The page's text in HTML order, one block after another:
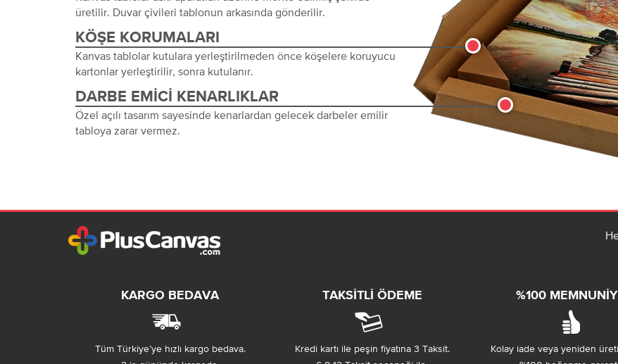
üretilir. Duvar çivileri tablonun arkasında gönderilir.
KÖŞE KORUMALARI
Kanvas tablolar kutulara yerleştirilmeden önce köşelere koruyucu
kartonlar yerleştirilir, sonra kutulanır.
DARBE EMICI KENARLIKLAR
Özel açılı tasarım sayesinde kenarlardan gelecek darbeler emilir
tabloya zarar vermez.
KARGO BEDAVA
Tüm Türkiye’ye hızlı kargo bedava.
TAKSITLI ÖDEME
Kredi kartı ile peşin fiyatına 3 Taksit.
%100
Kolay iade veya yeniden